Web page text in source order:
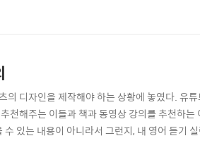
디자인을 제작해야 하는 상황에 놓였다. 유
천해주는 이들과 책과 동영상 강의를 추천하는
있는 내용이 아니라서 그런지, 내 영어 듣기
. ● 추천 유튜브 포토샵 강의 PHLEARN,